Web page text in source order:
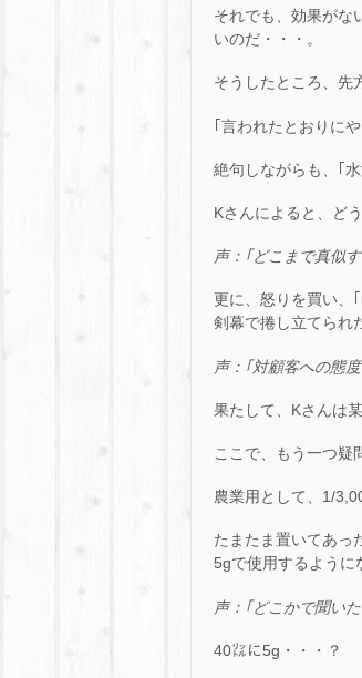
それでも、効果がな
いのだ・・・。
そうしたところ、先
｢言われたとおりに
絶句しながらも、｢
Kさんによると、ど
声：｢どこまで真似
更に、怒りを買い、
剣幕で捲し立てら
声：｢対顧客への態
果たして、Kさんは
ここで、もう一つ疑
農業用として、1/
たまたま置いてあっ
5gで使用するように
声：｢どこかで聞い
40㍑に5g・・・？